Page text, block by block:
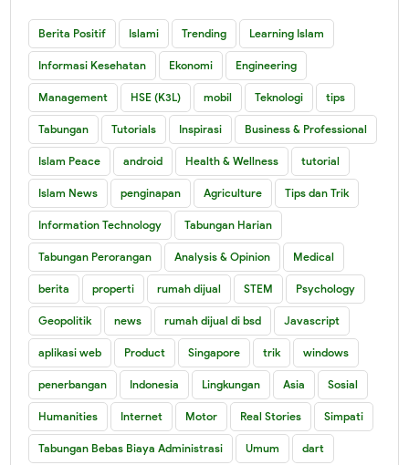
Berita Positif Islami Trending Learning Islam
Informasi Kesehatan Ekonomi Engineering
Management HSE (K3L) mobil Teknologi tips
Tabungan Tutorials Inspirasi Business & Professional
Islam Peace android Health & Wellness tutorial
Islam News penginapan Agriculture Tips dan Trik
Information Technology Tabungan Harian
Tabungan Perorangan Analysis & Opinion Medical
berita properti rumah dijual STEM Psychology
Geopolitik news rumah dijual di bsd Javascript
aplikasi web Product Singapore trik windows
penerbangan Indonesia Lingkungan Asia Sosial
Humanities Internet Motor Real Stories Simpati
Tabungan Bebas Biaya Administrasi Umum dart